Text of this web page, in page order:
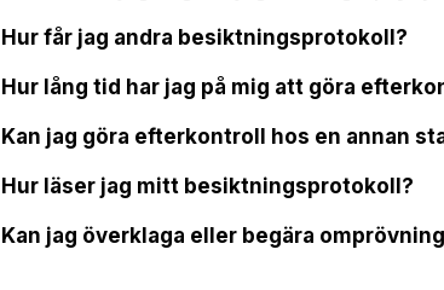
Hur får jag andra besiktningsprotokoll?
Hur lång tid har jag på mig att göra
Kan jag göra efterkontroll hos en annan
Hur läser jag mitt besiktningsprotokoll?
Kan jag överklaga eller begära